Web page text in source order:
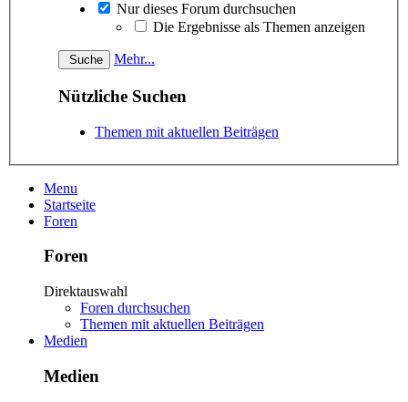
Nur dieses Forum durchsuchen
Die Ergebnisse als Themen anzeigen
Mehr...
Nützliche Suchen
Themen mit aktuellen Beiträgen
Menu
Startseite
Foren
Foren
Direktauswahl
Foren durchsuchen
Themen mit aktuellen Beiträgen
Medien
Medien